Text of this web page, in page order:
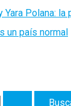
Yara Polana:
un país normal